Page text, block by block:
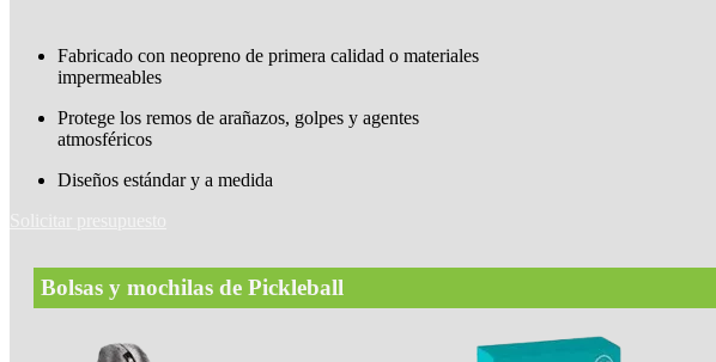
Fabricado con neopreno de primera calidad o materiales
impermeables
Protege los remos de arañazos, golpes y agentes
atmosféricos
Diseños estándar y a medida
Bolsas y mochilas de Pickleball